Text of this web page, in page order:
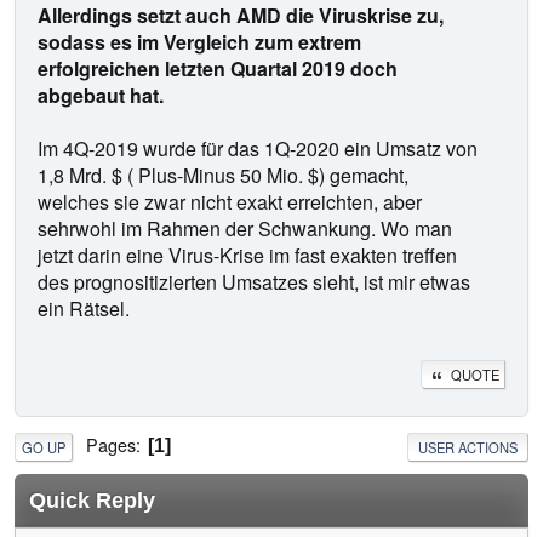
Allerdings setzt auch AMD die Viruskrise zu,
sodass es im Vergleich zum extrem
erfolgreichen letzten Quartal 2019 doch
abgebaut hat.
Im 4Q-2019 wurde für das 1Q-2020 ein Umsatz von
1,8 Mrd. $ ( Plus-Minus 50 Mio. $) gemacht,
welches sie zwar nicht exakt erreichten, aber
sehrwohl im Rahmen der Schwankung. Wo man
jetzt darin eine Virus-Krise im fast exakten treffen
des prognositizierten Umsatzes sieht, ist mir etwas
ein Rätsel.
QUOTE
GO UP Pages 1 USER ACTIONS
Quick Reply